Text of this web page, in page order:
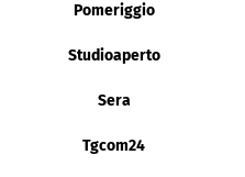
Pomeriggio
Studioaperto
Sera
Tgcom24